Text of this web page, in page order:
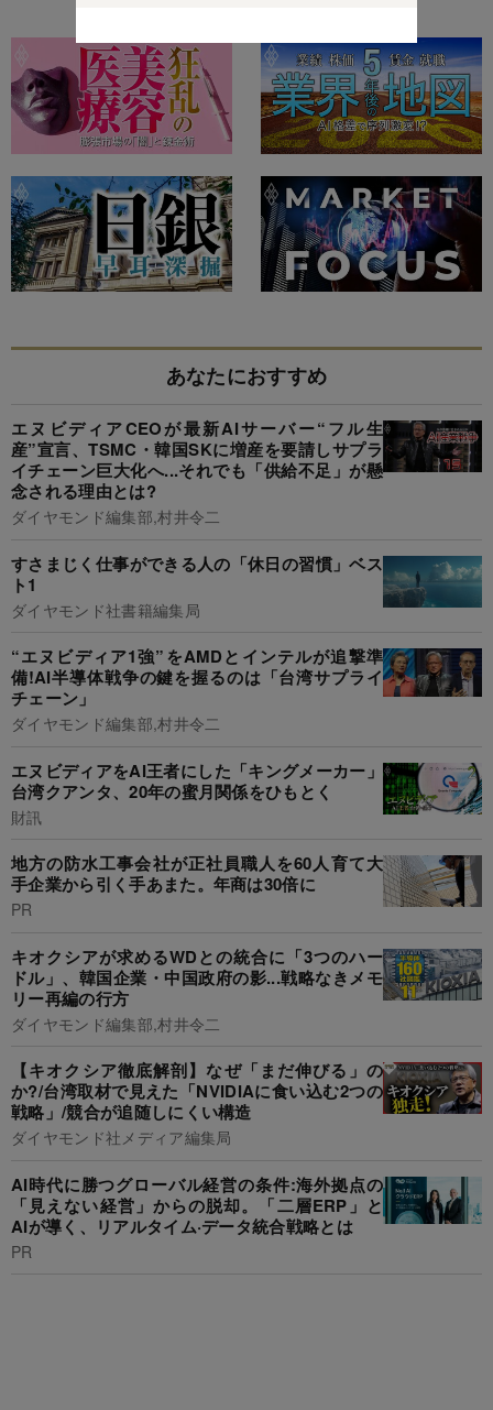
あなたにおすすめ
エヌビディアCEOが最新AIサーバー“フル生
産”宣言、TSMC・韓国SKに増産を要請しサプラ
イチェーン巨大化へ...それでも「供給不足」が懸
念される理由とは?
ダイヤモンド編集部,村井令二
すさまじく仕事ができる人の「休日の習慣」ベス
ト1
ダイヤモンド社書籍編集局
“エヌビディア1強”をAMDとインテルが追撃準
備!AI半導体戦争の鍵を握るのは「台湾サプライ
チェーン」
ダイヤモンド編集部,村井令二
エヌビディアをAI王者にした「キングメーカー」
台湾クアンタ、20年の蜜月関係をひもとく
財訊
地方の防水工事会社が正社員職人を60人育て大
手企業から引く手あまた。年商は30倍に
PR
キオクシアが求めるWDとの統合に「3つのハー
ドル」、韓国企業・中国政府の影...戦略なきメモ
リー再編の行方
ダイヤモンド編集部,村井令二
【キオクシア徹底解剖】なぜ「まだ伸びる」の
か?/台湾取材で見えた「NVIDIAに食い込む2つの
戦略」/競合が追随しにくい構造
ダイヤモンド社メディア編集局
AI時代に勝つグローバル経営の条件:海外拠点の
「見えない経営」からの脱却。「二層ERP」と
AIが導く、リアルタイム·データ統合戦略とは
PR